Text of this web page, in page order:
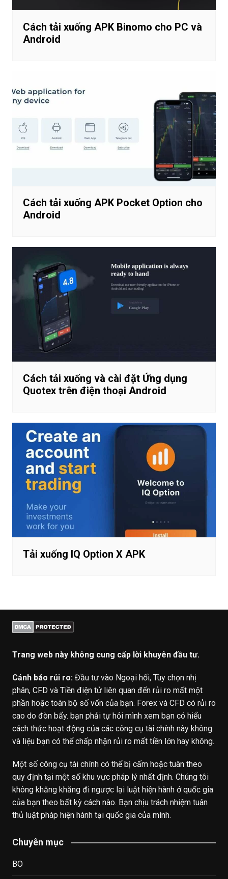
Cách tải xuống APK Binomo cho PC và
Android
Cách tải xuống APK Pocket Option cho
Android
Cách tải xuống và cài đặt Ứng dụng
Quotex trên điện thoại Android
Tải xuống IQ Option X APK
Trang web này không cung cấp lời khuyên đầu tư.
Cảnh báo rủi ro:Đầu tư vào Ngoại hối, Tùy chọn nhị
phân, CFD và Tiền điện tử liên quan đến rủi ro mất một
phần hoặc toàn bộ số vốn của bạn. Forex và CFD có rủi ro
cao do đòn bẩy. bạn phải tự hỏi mình xem bạn có hiểu
cách thức hoạt động của các công cụ tài chính này không
và liệu bạn có thể chấp nhận rủi ro mất tiền lớn hay không.
Một số công cụ tài chính có thể bị cấm hoặc tuân theo
quy định tại một số khu vực pháp lý nhất định. Chúng tôi
không khăng khăng đi ngược lại luật hiện hành ở quốc gia
của bạn theo bất kỳ cách nào. Bạn chịu trách nhiệm tuân
thủ luật pháp hiện hành tại quốc gia của mình.
Chuyên mục
BO